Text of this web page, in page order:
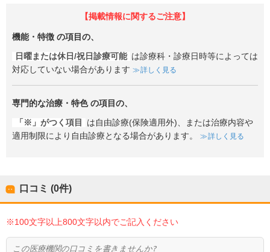
【掲載情報に関するご注意】
機能・特徴 の項目の、
日曜または休日/祝日診療可能 は診療科・診療日時等によっては
対応していない場合があります
詳しく見る
専門的な治療・特色の項目の、
「※」がつく項目
は自由診療(保険適用外)、または治療内容や
適用制限により自由診療となる場合があります。
詳しく見る
口コミ (0件)
※100文字以上800文字以内でご記入ください